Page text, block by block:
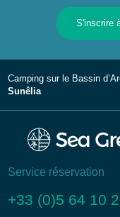
S'inscrire
Camping sur le Bassin
Sunêlia
Service réservation
+33 (0)5 64 10